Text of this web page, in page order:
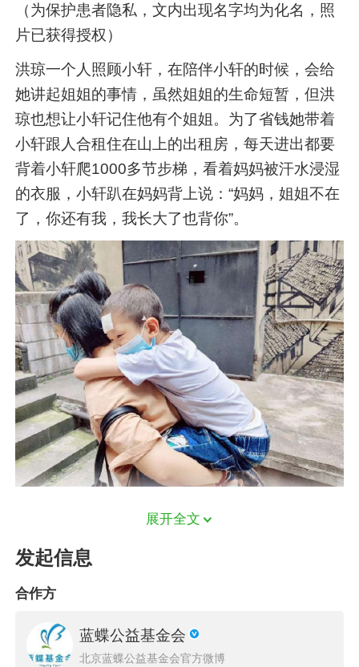
（为保护患者隐私，文内出现名字均为化名，照
片已获得授权）
洪琼一个人照顾小轩，在陪伴小轩的时候，会给
她讲起姐姐的事情，虽然姐姐的生命短暂，但洪
琼也想让小轩记住他有个姐姐。为了省钱她带着
小轩跟人合租住在山上的出租房，每天进出都要
背着小轩爬1000多节步梯，看着妈妈被汗水浸湿
的衣服，小轩趴在妈妈背上说：“妈妈，姐姐不在
了，你还有我，我长大了也背你”。
妈妈。孩子爸爸也是重庆人，原本幸福的生活却
一再出现不幸。2016年12月洪琼的宝贝女儿婷婷
戛然而止，2017年5 月婷婷在贵州查出先天性心
脏病，心脏增大，起初只是因为发烧到安顺妇幼
展开全文
发起信息
合作方
蓝蝶公益基金会
北京蓝蝶公益基金会官方微博